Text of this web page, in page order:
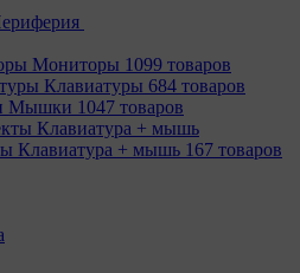
Мониторы 1099 товаров
Клавиатуры 684 товаров
Мышки 1047 товаров
Клавиатура + мышь 167 товаров